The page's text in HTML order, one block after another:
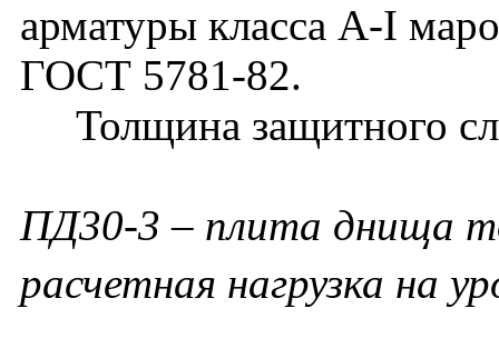
арматуры класса А-I
ГОСТ 5781-82.
Толщина защитного
ПД30-3 – плита днища
расчетная нагрузка на